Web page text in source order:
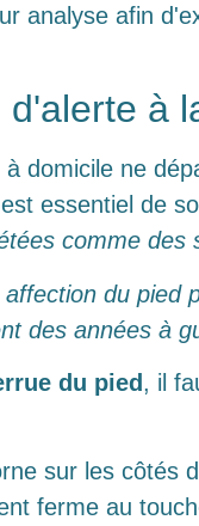
analyse afin
à
domicile ne
essentiel de
comme des
du pied
des années à
du pied , il
sur les côtés
ferme au